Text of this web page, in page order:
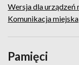
Wersja dla urządzeń
Komunikacja miejska
Pamięci